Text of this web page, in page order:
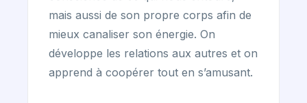
mais aussi de son propre corps afin de
mieux canaliser son énergie. On
développe les relations aux autres et on
apprend à coopérer tout en s’amusant.